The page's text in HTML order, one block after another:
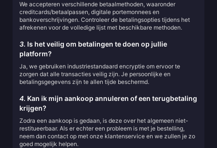
We accepteren verschillende betaalmethoden, waaronder
creditcards/betaalpassen, digitale portemonnees en
bankoverschrijvingen. Controleer de betalingsopties tijdens het
afrekenen voor de volledige lijst met beschikbare methoden.
3. Is het veilig om betalingen te doen op jullie
platform?
Ja, we gebruiken industriestandaard encryptie om ervoor te
zorgen dat alle transacties veilig zijn. Je persoonlijke en
betalingsgegevens zijn te allen tijde beschermd.
4. Kan ik mijn aankoop annuleren of een terugbetaling
krijgen?
Zodra een aankoop is gedaan, is deze over het algemeen niet-
restitueerbaar. Als er echter een probleem is met je bestelling,
neem dan contact op met onze klantenservice en we zullen je zo
goed mogelijk helpen.